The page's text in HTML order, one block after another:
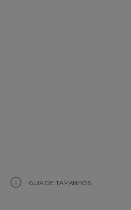
GUIA DE TAMANHOS